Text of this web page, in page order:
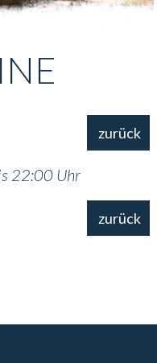
zurück
22:00 Uhr
zurück